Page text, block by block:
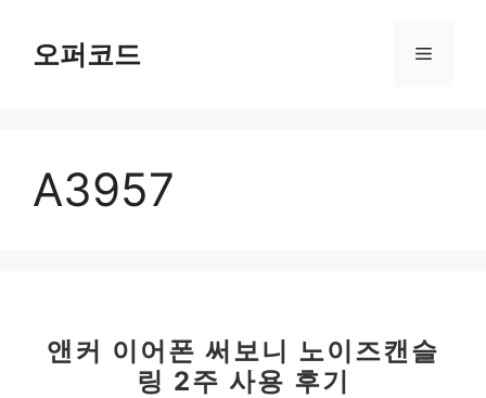
오퍼코드 메
A3957
앤커 이어폰 써보니 노이즈캔슬
링 2주 사용 후기